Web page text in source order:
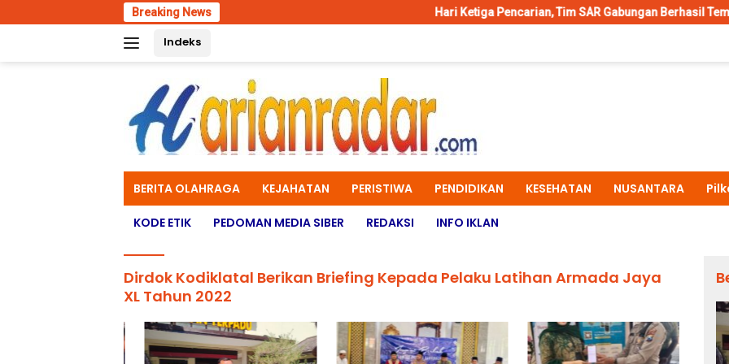
to
Breaking News Hari Ketiga Pencarian, Tim SAR Gabungan Berhasil Temukan Korban
Indeks
BERITA OLAHRAGA KEJAHATAN PERISTIWA PENDIDIKAN KESEHATAN NUSANTARA
KODE ETIK PEDOMAN MEDIA SIBER REDAKSI INFO IKLAN
Dirdok Kodiklatal Berikan Briefing Kepada Pelaku Latihan Armada Jaya
XL Tahun 2022